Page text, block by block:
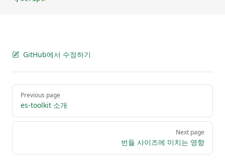
GitHub에서 수정하기
Pager
Previous page
es-toolkit 소개
Next page
번들 사이즈에 미치는 영향